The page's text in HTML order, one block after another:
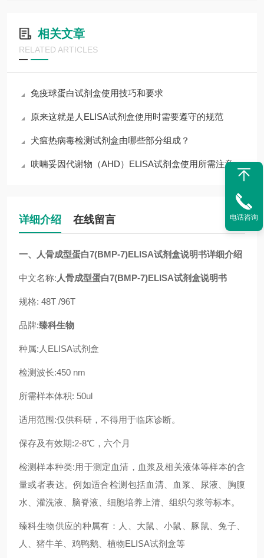
相关文章
RELATED ARTICLES
免疫球蛋白试剂盒使用技巧和要求
原来这就是人ELISA试剂盒使用时需要遵守的规范
犬瘟热病毒检测试剂盒由哪些部分组成？
呋喃妥因代谢物（AHD）ELISA试剂盒使用所需注意的事项
详细介绍 在线留言
一、 人骨成型蛋白7(BMP-7)ELISA试剂盒说明书详细介绍
中文名称: 人骨成型蛋白7(BMP-7)ELISA试剂盒说明书
规格: 48T /96T
品牌:臻科生物
种属:人ELISA试剂盒
检测波长:450 nm
所需样本体积: 50ul
适用范围:仅供科研，不得用于临床诊断。
保存及有效期:2-8℃，六个月
检测样本种类:用于测定血清，血浆及相关液体等样本的含
量或者表达。例如适合检测包括血清、血浆、尿液、胸腹
水、灌洗液、脑脊液、细胞培养上清、组织匀浆等标本。
臻科生物供应的种属有：人、大鼠、小鼠、豚鼠、兔子、
人、猪牛羊、鸡鸭鹅、植物ELISA试剂盒等
电话咨询